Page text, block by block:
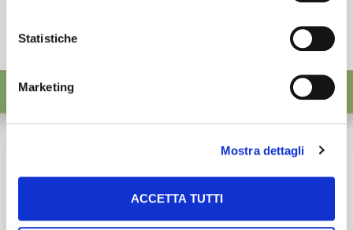
Statistiche
Marketing
Mostra dettagli
ACCETTA TUTTI